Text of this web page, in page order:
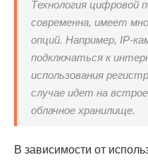
Технология цифровой
современна, имеет
опций. Например, IP-
подключаться к
использования
случае идет на
облачное хранилище.
В зависимости от